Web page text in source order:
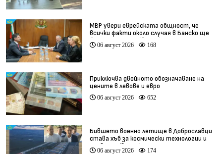
МВР увери еврейската общност, че
всички факти около случая в Банско ще
бъдат изяснени (видео)
06 август 2026 168
Приключва двойното обозначаване на
цените в левове и евро
06 август 2026 652
Бившето военно летище в Доброславци
става хъб за космически технологии и
иновации (видео)
06 август 2026 174